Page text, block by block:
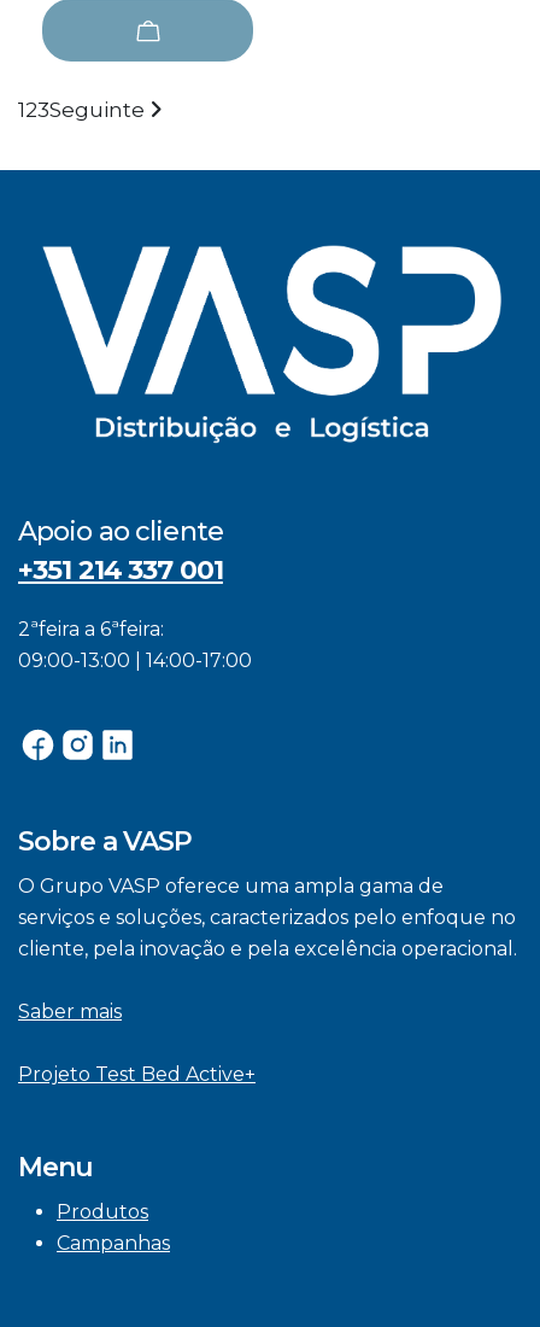
123Seguinte
Apoio ao cliente
+351 214 337 001
2ªfeira a 6ªfeira:
09:00-13:00 | 14:00-17:00
Sobre a VASP
O Grupo VASP oferece uma ampla gama de
serviços e soluções, caracterizados pelo enfoque no
cliente, pela inovação e pela excelência operacional.
Saber mais
Projeto Test Bed Active+
Menu
Produtos
Campanhas